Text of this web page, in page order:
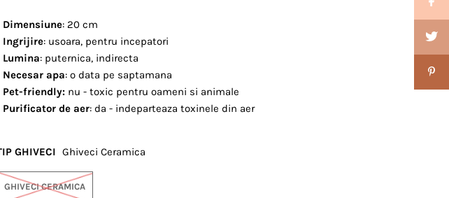
Dimensiune: 20 cm
Ingrijire: usoara, pentru incepatori
Lumina: puternica, indirecta
Necesar apa: o data pe saptamana
Pet-friendly:nu - toxic pentru oameni si animale
Purificator de aer: da - indeparteaza toxinele din aer
GHIVECI Ghiveci Ceramica
GHIVECI CERAMICA